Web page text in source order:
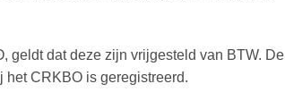
geldt dat deze zijn vrijgesteld van BTW. De
CRKBO is geregistreerd.